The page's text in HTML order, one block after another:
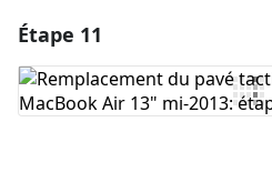
Ajouter un commentaire
Étape 11